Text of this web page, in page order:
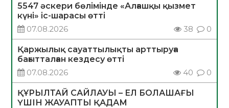
5547 әскери бөлімінде «Алғашқы қызмет
күні» іс-шарасы өтті
07.08.2026
38 0
Қаржылық сауаттылықты арттыруға
бағытталған кездесу өтті
07.08.2026
40 0
ҚҰРЫЛТАЙ САЙЛАУЫ – ЕЛ БОЛАШАҒЫ
ҮШІН ЖАУАПТЫ ҚАДАМ